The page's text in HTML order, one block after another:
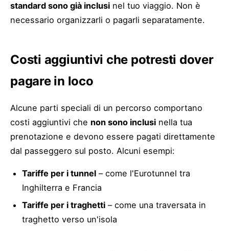
standard sono già inclusi nel tuo viaggio. Non è
necessario organizzarli o pagarli separatamente.
Costi aggiuntivi che potresti dover
pagare in loco
Alcune parti speciali di un percorso comportano
costi aggiuntivi che non sono inclusi nella tua
prenotazione e devono essere pagati direttamente
dal passeggero sul posto. Alcuni esempi:
Tariffe per i tunnel– come l'Eurotunnel tra
Inghilterra e Francia
Tariffe per i traghetti– come una traversata in
traghetto verso un'isola